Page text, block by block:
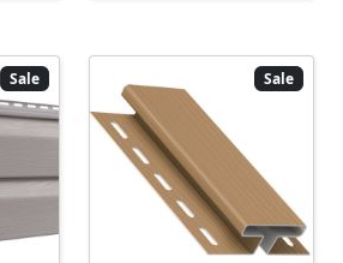
Sale Sale